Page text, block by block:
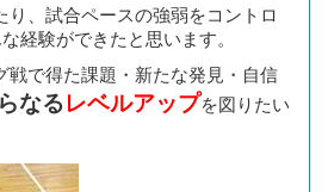
り、試合ペースの強弱をコントロ
経験ができたと思います。
戦で得た課題・新たな発見・自信
なるレベルアップを図りたい